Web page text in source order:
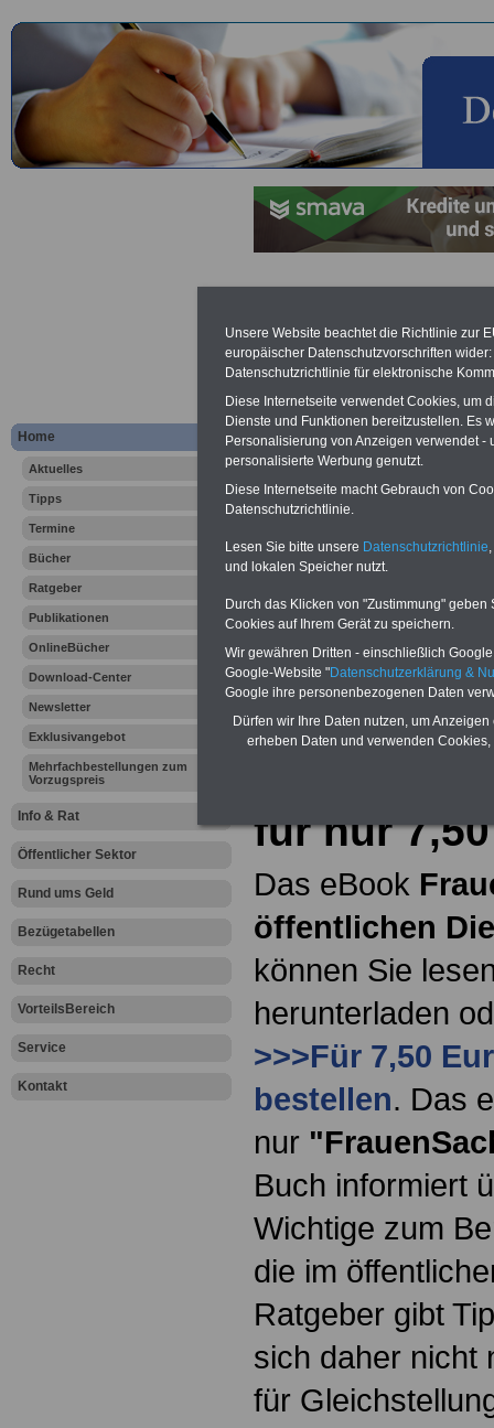
Home
Aktuelles
Tipps
Termine
Bücher
Ratgeber
Publikationen
OnlineBücher
Download-Center
Newsletter
Exklusivangebot
Mehrfachbestellungen zum
Vorzugspreis
Info & Rat
Öffentlicher Sektor
Rund ums Geld
Bezügetabellen
Recht
VorteilsBereich
Service
Kontakt
Lexikon für
K
L M N O P
.
Hier bieten wir
erläutern wir"
eBook
für nur
Das eBook
öffentlichen
können Sie
herunterladen
>>>Für 7,50
bestellen. Das
nur
Buch informiert
Wichtige zum
die im
Ratgeber gibt
sich daher nicht
für
Unsere Website beachtet die Richtlinie zur
europäischer Datenschutzvorschriften
Datenschutzrichtlinie für elektronische
Diese Internetseite verwendet Cookies, um
Dienste und Funktionen bereitzustellen. Es
Personalisierung von Anzeigen verwendet
personalisierte Werbung genutzt.
Diese Internetseite macht Gebrauch von
Datenschutzrichtlinie.
Lesen Sie bitte unsere Datenschutzrichtlinie
und lokalen Speicher nutzt.
Durch das Klicken von "Zustimmung"
Cookies auf Ihrem Gerät zu speichern.
Wir gewähren Dritten - einschließlich
Google-Website "Datenschutzerklärung &
Google ihre personenbezogenen Daten
Dürfen wir Ihre Daten nutzen, um
erheben Daten und verwenden